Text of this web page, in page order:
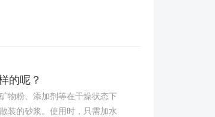
的呢？
粉、添加剂等在干燥状态下
装的砂浆。使用时，只需加水